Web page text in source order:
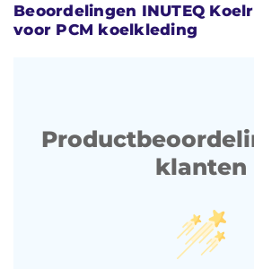
Beoordelingen INUTEQ
voor PCM koelkleding
klanten